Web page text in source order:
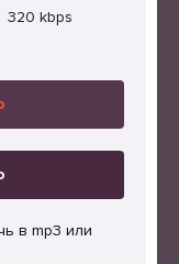
320 kbps
в mp3 или